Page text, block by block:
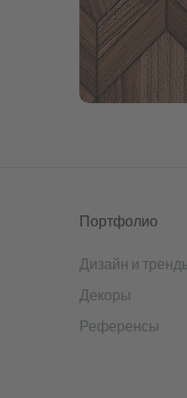
Портфолио
Дизайн и
Декоры
Референсы